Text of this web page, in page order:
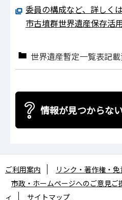
委員の構成など、詳しく
市古墳群世界遺産保存活
世界遺産暫定一覧表記
情報が見つからな
ご利用案内 リンク・著作権・
市政・ホームページへのご意見ご
ィ
サイトマップ